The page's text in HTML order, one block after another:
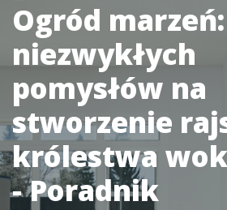
Ogród
niezwykłych
pomysłów na
stworzenie
królestwa
- Poradnik